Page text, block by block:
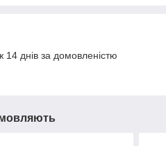
днів за домовленістю